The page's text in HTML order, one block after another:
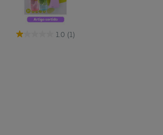
1.0 (1)